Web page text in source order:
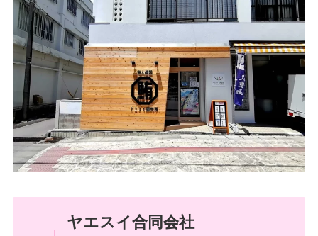
ヤエスイ合同会社